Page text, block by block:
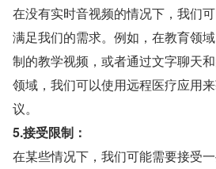
在没有实时音视频的情况下，我们
满足我们的需求。例如，在教育领
制的教学视频，或者通过文字聊天
领域，我们可以使用远程医疗应用
议。
5.接受限制：
在某些情况下，我们可能需要接受